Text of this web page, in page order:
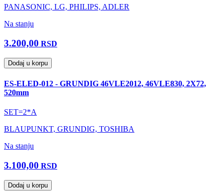
PANASONIC, LG, PHILIPS, ADLER
Na stanju
3.200,00 RSD
Dodaj u korpu
ES-ELED-012 - GRUNDIG 46VLE2012, 46VLE830, 2X72,
520mm
SET=2*A
BLAUPUNKT, GRUNDIG, TOSHIBA
Na stanju
3.100,00 RSD
Dodaj u korpu